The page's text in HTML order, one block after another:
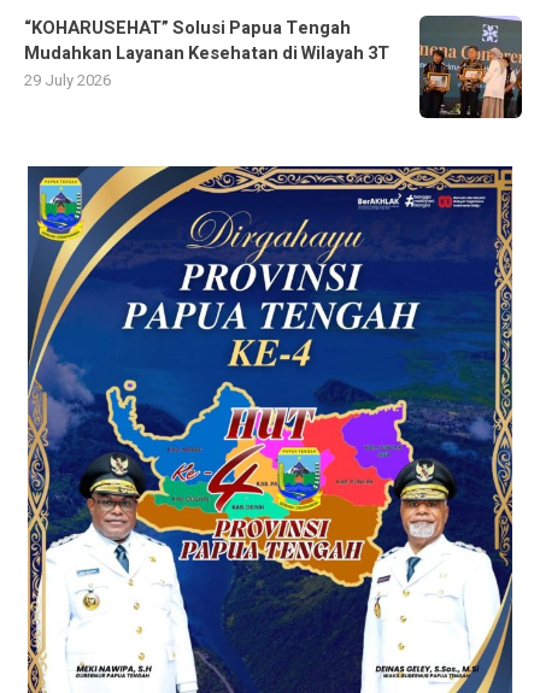
“KOHARUSEHAT” Solusi Papua Tengah
Mudahkan Layanan Kesehatan di Wilayah 3T
29 July 2026